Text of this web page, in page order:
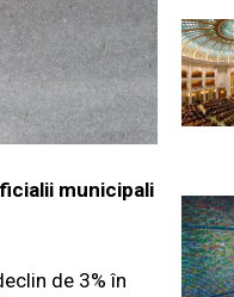
municipali
de 3% în